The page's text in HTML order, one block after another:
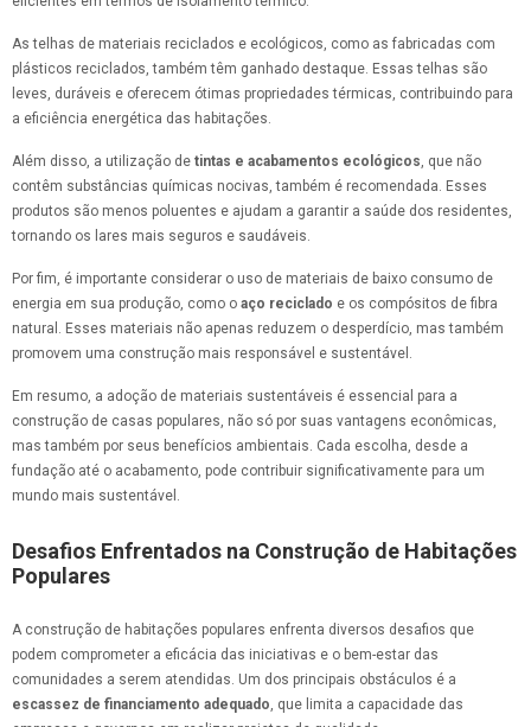
As telhas de materiais reciclados e ecológicos, como as fabricadas com
plásticos reciclados, também têm ganhado destaque. Essas telhas são
leves, duráveis e oferecem ótimas propriedades térmicas, contribuindo para
a eficiência energética das habitações.
Além disso, a utilização de tintas e acabamentos ecológicos, que não
contêm substâncias químicas nocivas, também é recomendada. Esses
produtos são menos poluentes e ajudam a garantir a saúde dos residentes,
tornando os lares mais seguros e saudáveis.
Por fim, é importante considerar o uso de materiais de baixo consumo de
energia em sua produção, como o aço reciclado e os compósitos de fibra
natural. Esses materiais não apenas reduzem o desperdício, mas também
promovem uma construção mais responsável e sustentável.
Em resumo, a adoção de materiais sustentáveis é essencial para a
construção de casas populares, não só por suas vantagens econômicas,
mas também por seus benefícios ambientais. Cada escolha, desde a
fundação até o acabamento, pode contribuir significativamente para um
mundo mais sustentável.
Desafios Enfrentados na Construção de Habitações
Populares
A construção de habitações populares enfrenta diversos desafios que
podem comprometer a eficácia das iniciativas e o bem-estar das
comunidades a serem atendidas. Um dos principais obstáculos é a
escassez de financiamento adequado, que limita a capacidade das